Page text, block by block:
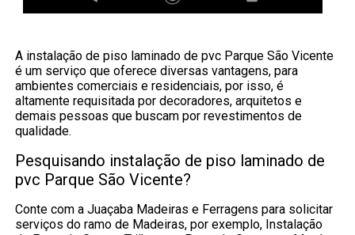
A instalação de piso laminado de pvc Parque São Vicente
é um serviço que oferece diversas vantagens, para
ambientes comerciais e residenciais, por isso, é
altamente requisitada por decoradores, arquitetos e
demais pessoas que buscam por revestimentos de
qualidade.
Pesquisando instalação de piso laminado de
pvc Parque São Vicente?
Conte com a Juaçaba Madeiras e Ferragens para solicitar
serviços do ramo de Madeiras, por exemplo, Instalação